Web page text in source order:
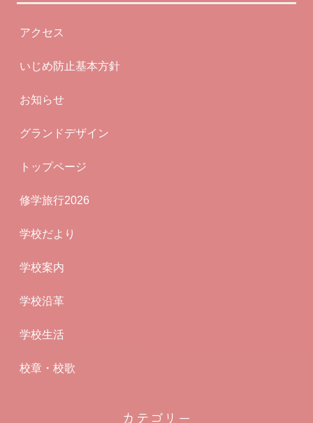
アクセス
いじめ防止基本方針
お知らせ
グランドデザイン
トップページ
修学旅行2026
学校だより
学校案内
学校沿革
学校生活
校章・校歌
カテゴリー